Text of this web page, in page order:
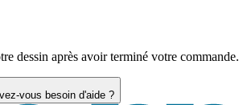
dessin après avoir terminé votre commande.
vous besoin d'aide ?